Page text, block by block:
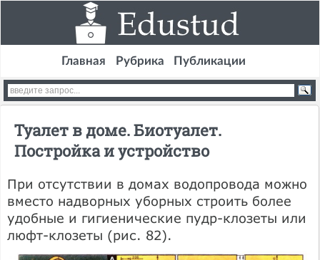
Главная Рубрика Публикации
Туалет в доме. Биотуалет.
Постройка и устройство
При отсутствии в домах водопровода можно
вместо надворных уборных строить более
удобные и гигиенические пудр-клозеты или
люфт-клозеты (рис. 82).